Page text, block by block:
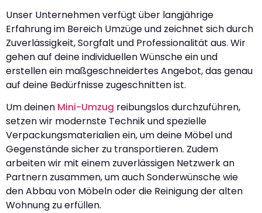
Unser Unternehmen verfügt über langjährige
Erfahrung im Bereich Umzüge und zeichnet sich durch
Zuverlässigkeit, Sorgfalt und Professionalität aus. Wir
gehen auf deine individuellen Wünsche ein und
erstellen ein maßgeschneidertes Angebot, das genau
auf deine Bedürfnisse zugeschnitten ist.
Um deinen Mini-Umzug reibungslos durchzuführen,
setzen wir modernste Technik und spezielle
Verpackungsmaterialien ein, um deine Möbel und
Gegenstände sicher zu transportieren. Zudem
arbeiten wir mit einem zuverlässigen Netzwerk an
Partnern zusammen, um auch Sonderwünsche wie
den Abbau von Möbeln oder die Reinigung der alten
Wohnung zu erfüllen.